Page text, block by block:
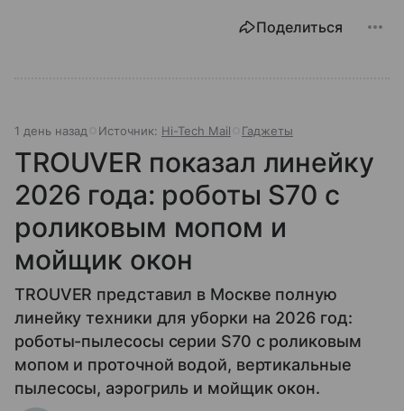
Поделиться
1 день назад Источник: Hi-Tech Mail Гаджеты
TROUVER показал линейку
2026 года: роботы S70 с
роликовым мопом и
мойщик окон
TROUVER представил в Москве полную
линейку техники для уборки на 2026 год:
роботы-пылесосы серии S70 с роликовым
мопом и проточной водой, вертикальные
пылесосы, аэрогриль и мойщик окон.